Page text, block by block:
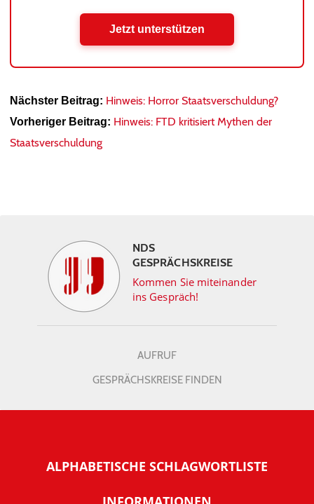
Jetzt unterstützen
Nächster Beitrag: Hinweis: Horror Staatsverschuldung?
Vorheriger Beitrag: Hinweis: FTD kritisiert Mythen der
Staatsverschuldung
NDS
GESPRÄCHSKREISE
Kommen Sie miteinander
ins Gespräch!
AUFRUF
GESPRÄCHSKREISE FINDEN
ALPHABETISCHE SCHLAGWORTLISTE